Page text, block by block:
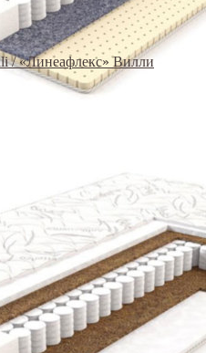
/ «Линеафлекс» Вилли